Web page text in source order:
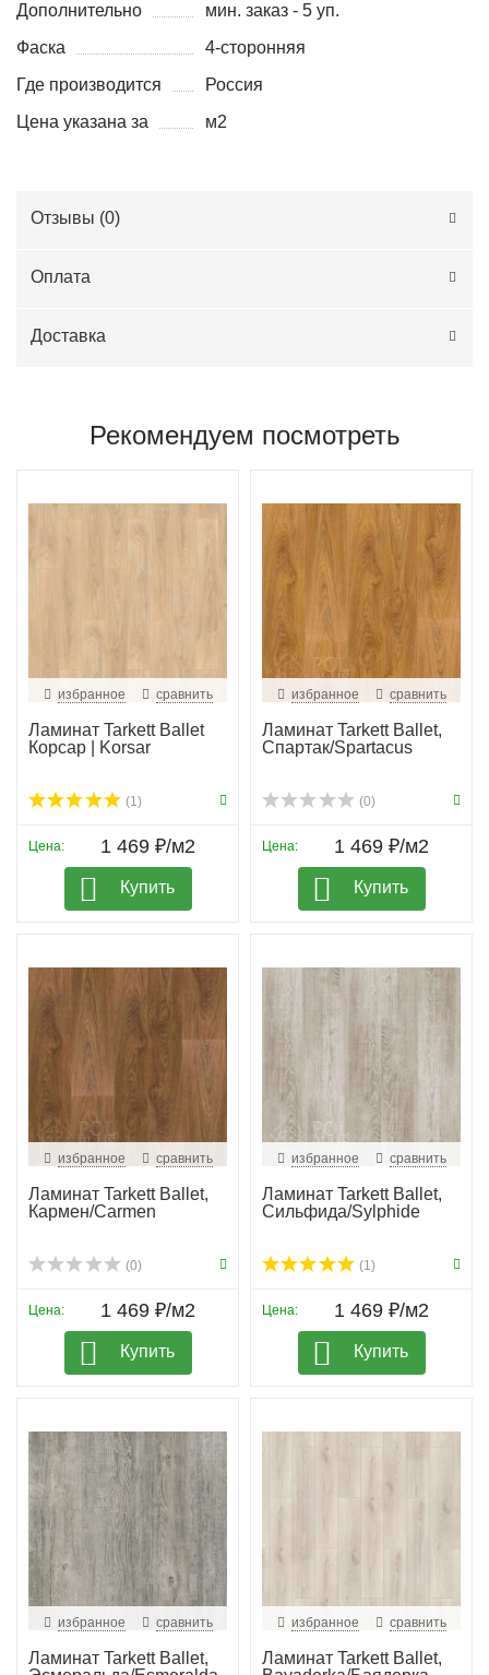
Дополнительно
мин. заказ - 5 уп.
Фаска
4-сторонняя
Где производится
Россия
Цена указана за
м2
Отзывы (0)
Оплата
Доставка
Рекомендуем посмотреть
избранное сравнить
Ламинат Tarkett Ballet
Корсар | Korsar
(1)
Цена: 1 469 ₽/м2
Купить
избранное сравнить
Ламинат Tarkett Ballet,
Спартак/Spartacus
(0)
Цена: 1 469 ₽/м2
Купить
избранное сравнить
Ламинат Tarkett Ballet,
Кармен/Carmen
(0)
Цена: 1 469 ₽/м2
Купить
избранное сравнить
Ламинат Tarkett Ballet,
Сильфида/Sylphide
(1)
Цена: 1 469 ₽/м2
Купить
избранное сравнить
Ламинат Tarkett Ballet,
избранное сравнить
Ламинат Tarkett Ballet,